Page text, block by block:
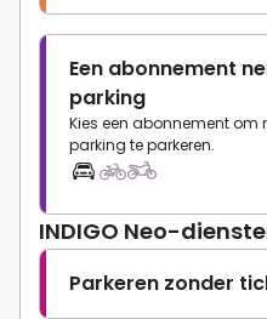
Een abonnement
parking
Kies een abonnement om
parking te parkeren.
INDIGO Neo-
Parkeren zonder